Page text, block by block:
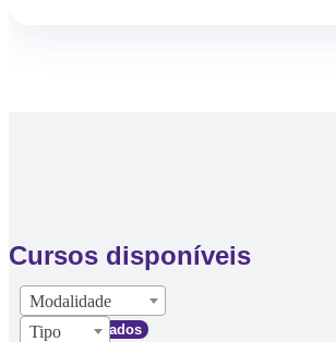
Cursos disponíveis
Modalidade
Tipo
Filtrar resultados